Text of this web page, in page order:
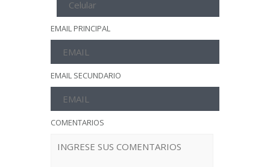
EMAIL PRINCIPAL
EMAIL SECUNDARIO
COMENTARIOS